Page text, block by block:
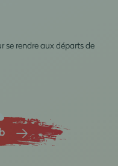
se rendre aux départs de